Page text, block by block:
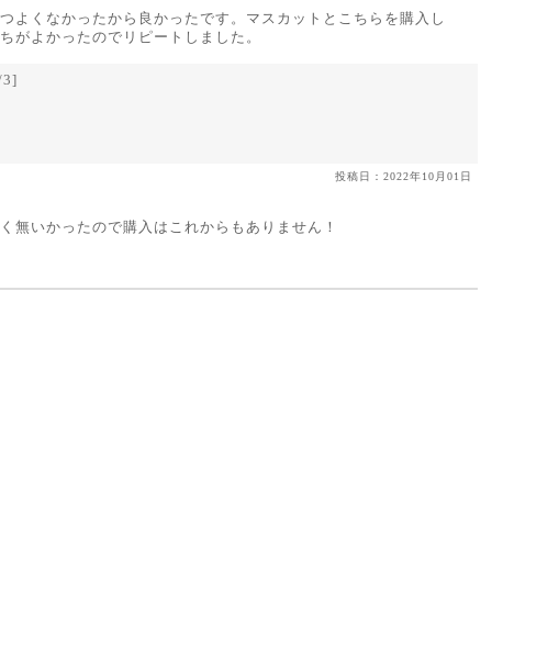
よくなかったから良かったです。マスカットとこちらを購入し
がよかったのでリピートしました。
3]
投稿日：2022年10月01日
無いかったので購入はこれからもありません！